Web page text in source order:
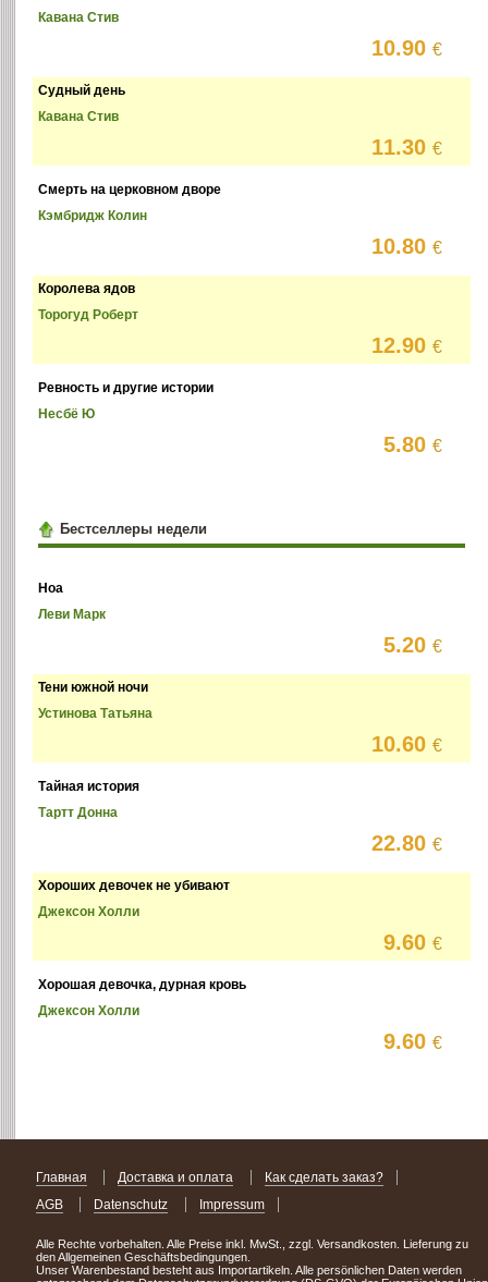
Кавана Стив
10.90€
Судный день
Кавана Стив
11.30€
Смерть на церковном дворе
Кэмбридж Колин
10.80€
Королева ядов
Торогуд Роберт
12.90€
Ревность и другие истории
Несбё Ю
5.80€
Бестселлеры недели
Ноа
Леви Марк
5.20€
Тени южной ночи
Устинова Татьяна
10.60€
Тайная история
Тартт Донна
22.80€
Хороших девочек не убивают
Джексон Холли
9.60€
Хорошая девочка, дурная кровь
Джексон Холли
9.60€
Главная Доставка и оплата
Как сделать заказ?
AGB
Datenschutz Impressum
Alle Rechte vorbehalten. Alle Preise inkl. MwSt., zzgl. Versandkosten. Lieferung zu
den Allgemeinen Geschäftsbedingungen.
Unser Warenbestand besteht aus Importartikeln. Alle persönlichen Daten werden